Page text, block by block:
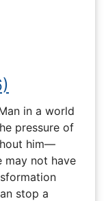
in a world
pressure of
him—
may not have
stop a